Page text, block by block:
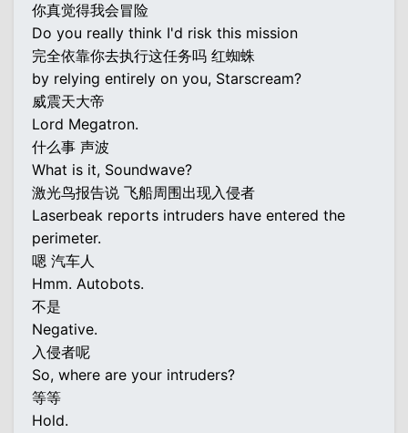
你真觉得我会冒险
Do you really think I'd risk this mission
完全依靠你去执行这任务吗 红蜘蛛
by relying entirely on you, Starscream?
威震天大帝
Lord Megatron.
什么事 声波
What is it, Soundwave?
激光鸟报告说 飞船周围出现入侵者
Laserbeak reports intruders have entered the
perimeter.
嗯 汽车人
Hmm. Autobots.
不是
Negative.
入侵者呢
So, where are your intruders?
等等
Hold.